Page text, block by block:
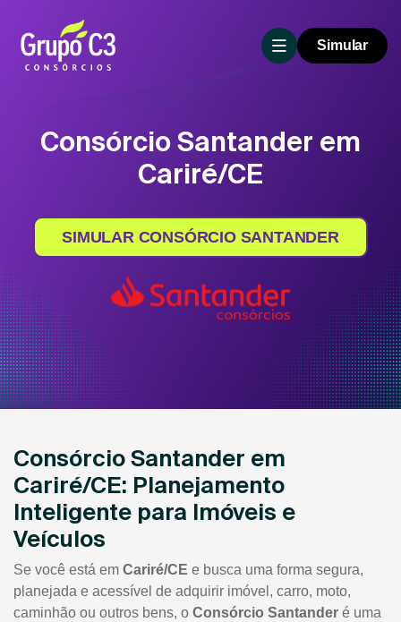
Simular
Consórcio Santander em
Cariré/CE
SIMULAR CONSÓRCIO SANTANDER
Consórcio Santander em
Cariré/CE: Planejamento
Inteligente para Imóveis e
Veículos
Se você está em Cariré/CE e busca uma forma segura,
planejada e acessível de adquirir imóvel, carro, moto,
caminhão ou outros bens, o Consórcio Santander é uma